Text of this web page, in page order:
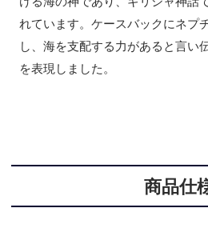
れています。ケースバックにネプ
し、海を支配する力があると言い
を表現しました。
商品仕